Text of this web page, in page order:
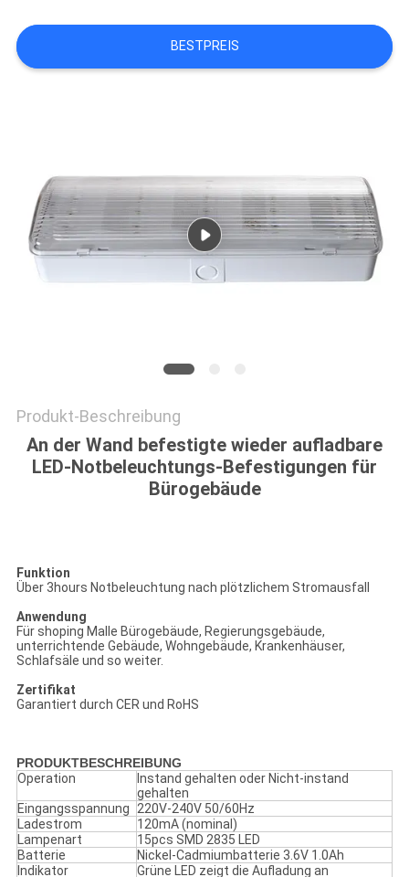
SITEMAP
BESTPREIS
Produkt-Beschreibung
An der Wand befestigte wieder aufladbare
LED-Notbeleuchtungs-Befestigungen für
Bürogebäude
Funktion
Über 3hours Notbeleuchtung nach plötzlichem Stromausfall
Anwendung
Für shoping Malle Bürogebäude, Regierungsgebäude,
unterrichtende Gebäude, Wohngebäude, Krankenhäuser,
Schlafsäle und so weiter.
Zertifikat
Garantiert durch CER und RoHS
PRODUKTBESCHREIBUNG
Operation
Instand gehalten oder Nicht-instand
gehalten
Eingangsspannung 220V-240V 50/60Hz
Ladestrom
120mA (nominal)
Lampenart
15pcs SMD 2835 LED
Batterie
Nickel-Cadmiumbatterie 3.6V 1.0Ah
Indikator
Grüne LED zeigt die Aufladung an